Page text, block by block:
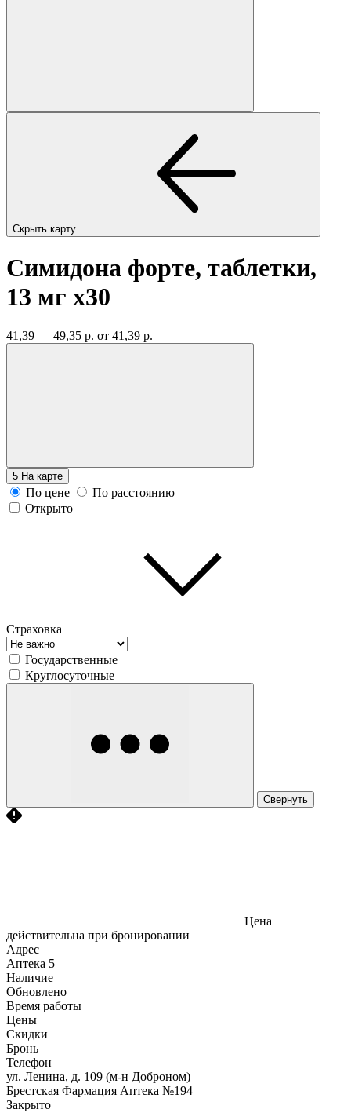
Скрыть карту
Симидона форте, таблетки,
13 мг x30
41,39 — 49,35 р. от 41,39 р.
5 На карте
По цене
По расстоянию
Открыто
Страховка
Государственные
Круглосуточные
Свернуть
Цена
действительна при бронировании
Адрес
Аптека 5
Наличие
Обновлено
Время работы
Цены
Скидки
Бронь
Телефон
ул. Ленина, д. 109 (м-н Доброном)
Брестская Фармация Аптека №194
Закрыто